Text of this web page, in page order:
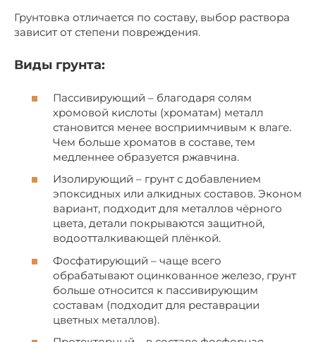
Грунтовка отличается по составу, выбор раствора
зависит от степени повреждения.
Виды грунта:
Пассивирующий – благодаря солям
хромовой кислоты (хроматам) металл
становится менее восприимчивым к влаге.
Чем больше хроматов в составе, тем
медленнее образуется ржавчина.
Изолирующий – грунт с добавлением
эпоксидных или алкидных составов. Эконом
вариант, подходит для металлов чёрного
цвета, детали покрываются защитной,
водоотталкивающей плёнкой.
Фосфатирующий – чаще всего
обрабатывают оцинкованное железо, грунт
больше относится к пассивирующим
составам (подходит для реставрации
цветных металлов).